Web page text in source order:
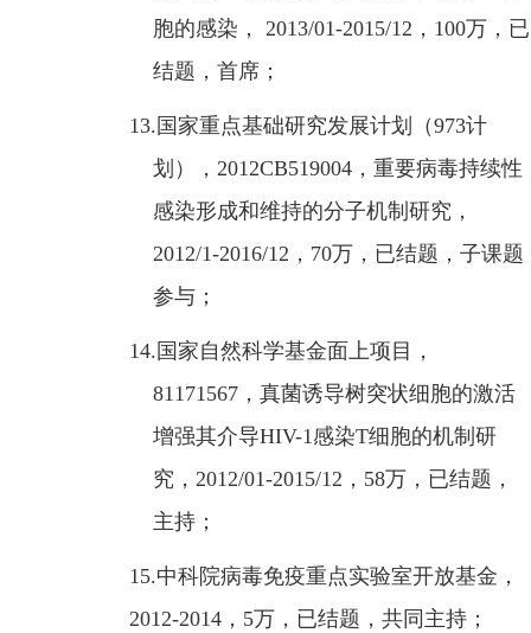
胞的感染，
2013/01-2015/12 ， 100万，已
结题，首席；
13. 国家重点基础研究发展计划（973计
划）， 2012CB519004，重要病毒持续性
感染形成和维持的分子机制研究，
2012/1-2016/12 ， 70万，已结题，子课题
参与；
14. 国家自然科学基金面上项目，
81171567，真菌诱导树突状细胞的激活
增强其介导HIV-1感染T细胞的机制研
究， 2012/01-2015/12 ， 58万，已结题，
主持；
15.中科院病毒免疫重点实验室开放基金，
2012-2014， 5万，已结题，共同主持；